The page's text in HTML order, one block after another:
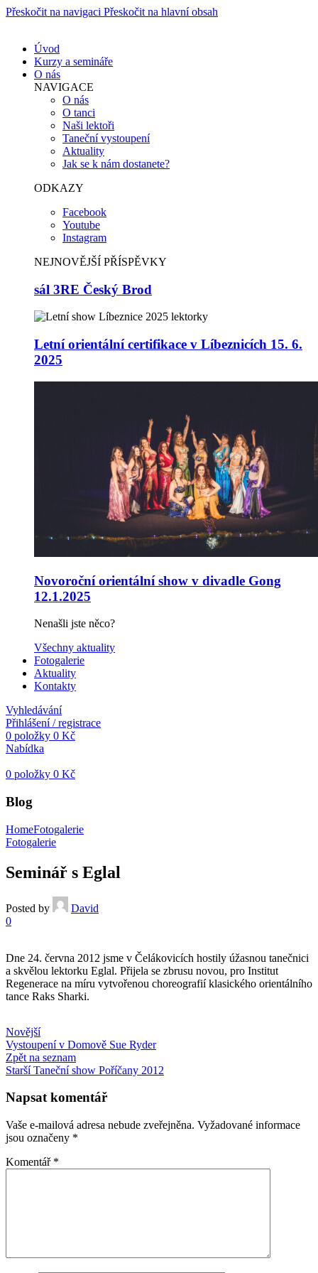
Přeskočit na navigaci Přeskočit na hlavní obsah
Úvod
Kurzy a semináře
O nás
NAVIGACE
O nás
O tanci
Naši lektoři
Taneční vystoupení
Aktuality
Jak se k nám dostanete?
ODKAZY
Facebook
Youtube
Instagram
NEJNOVĚJŠÍ PŘÍSPĚVKY
sál 3RE Český Brod
Letní orientální certifikace v Líbeznicích 15. 6.
2025
Novoroční orientální show v divadle Gong
12.1.2025
Nenašli jste něco?
Všechny aktuality
Fotogalerie
Aktuality
Kontakty
Vyhledávání
Přihlášení / registrace
0 položky 0 Kč
Nabídka
0 položky 0 Kč
Blog
HomeFotogalerie
Fotogalerie
Seminář s Eglal
Posted by
David
0
Dne 24. června 2012 jsme v Čelákovicích hostily úžasnou tanečnici
a skvělou lektorku Eglal. Přijela se zbrusu novou, pro Institut
Regenerace na míru vytvořenou choreografií klasického orientálního
tance Raks Sharki.
Novější
Vystoupení v Domově Sue Ryder
Zpět na seznam
Starší Taneční show Poříčany 2012
Napsat komentář
Vaše e-mailová adresa nebude zveřejněna. Vyžadované informace
jsou označeny *
Komentář *